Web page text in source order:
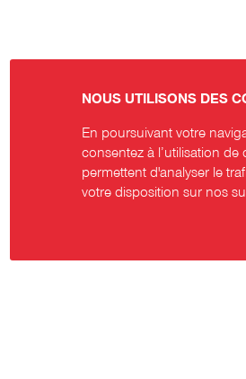
NOUS UTILISONS DES
En poursuivant votre
consentez à l’utilisation
permettent d'analyser le
votre disposition sur nos